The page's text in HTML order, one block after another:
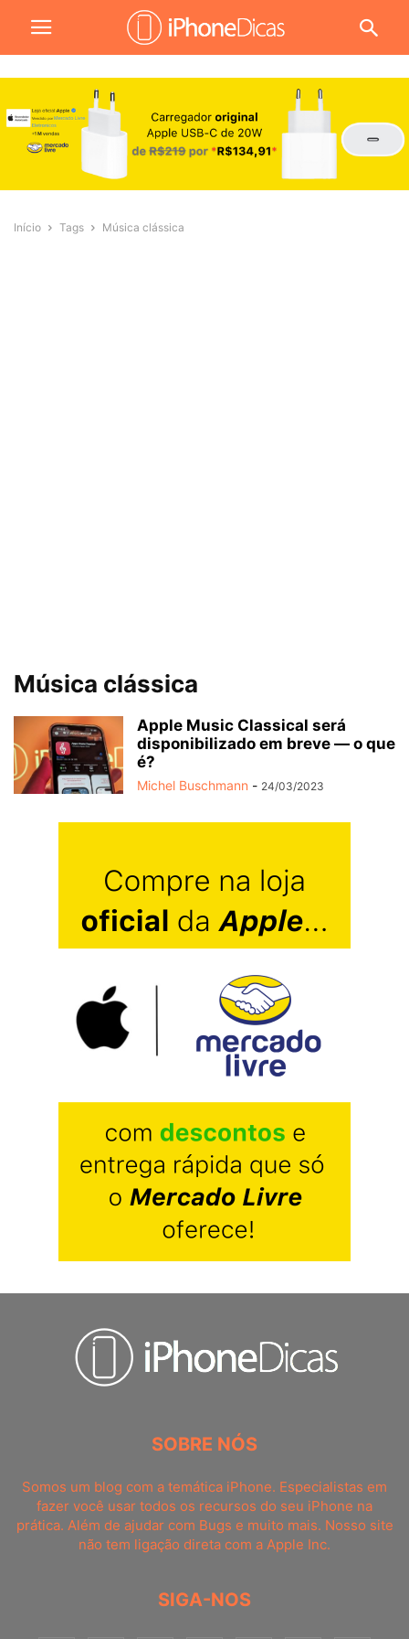
Início Tags Música clássica
Música clássica
Apple Music Classical será
disponibilizado em breve — o que
é?
Michel Buschmann - 24/03/2023
SOBRE NÓS
Somos um blog com a temática iPhone. Especialistas em
fazer você usar todos os recursos do seu iPhone na
prática. Além de ajudar com Bugs e muito mais. Nosso site
não tem ligação direta com a Apple Inc.
SIGA-NOS